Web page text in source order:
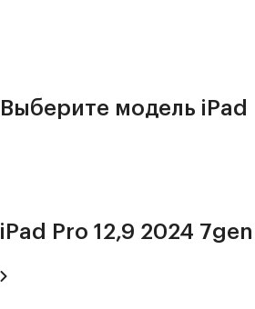
Выберите модель iPad
iPad Pro 12,9 2024 7gen